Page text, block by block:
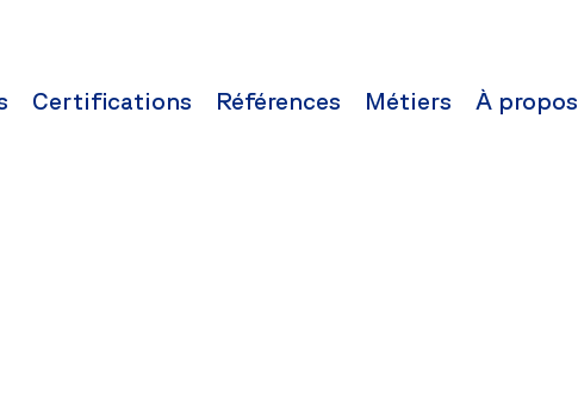
Certifications Références Métiers À propos